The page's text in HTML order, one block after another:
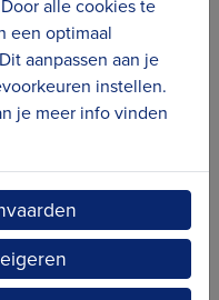
De Haan
alle cookies te
een optimaal
aanpassen aan je
instellen.
je meer info vinden